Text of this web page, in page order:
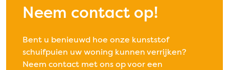
Neem contact op!
Bent u benieuwd hoe onze kunststof
schuifpuien uw woning kunnen verrijken?
Neem contact met ons op voor een